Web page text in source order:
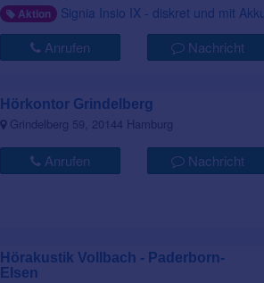
Aktion Signia Insio IX - diskret und mit
Anrufen Nachricht
Hörkontor Grindelberg
Grindelberg 59, 20144 Hamburg
Anrufen Nachricht
Hörakustik Vollbach - Paderborn-
Elsen